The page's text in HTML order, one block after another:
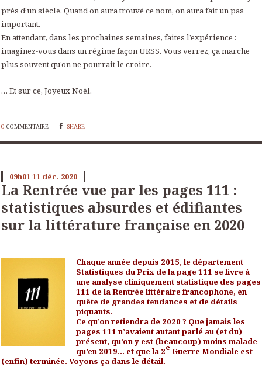
près d’un siècle. Quand on aura trouvé ce nom, on aura fait un pas
important.
En attendant, dans les prochaines semaines, faites l’expérience :
imaginez-vous dans un régime façon URSS. Vous verrez, ça marche
plus souvent qu’on ne pourrait le croire.
… Et sur ce, Joyeux Noël.
0 COMMENTAIRE SHARE
09h0111 déc. 2020
La Rentrée vue par les pages 111 :
statistiques absurdes et édifiantes
sur la littérature française en 2020
Chaque année depuis 2015, le département
Statistiques du Prix de la page 111 se livre à
une analyse cliniquement statistique des pages
111 de la Rentrée littéraire francophone, en
quête de grandes tendances et de détails
piquants.
Ce qu’on retiendra de 2020 ? Que jamais les
pages 111 n’avaient autant parlé au (et du)
présent, qu’on y est (beaucoup) moins malade
qu’en 2019… et que la 2e Guerre Mondiale est
(enfin) terminée. Voyons ça dans le détail.